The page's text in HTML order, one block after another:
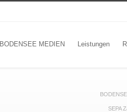
BODENSEE MEDIEN Leistungen
SEPA